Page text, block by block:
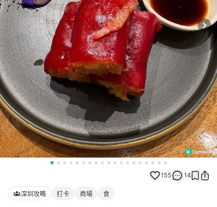
155 14
深圳攻略 打卡 商場 食